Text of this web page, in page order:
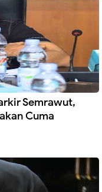
Semrawut,
Cuma